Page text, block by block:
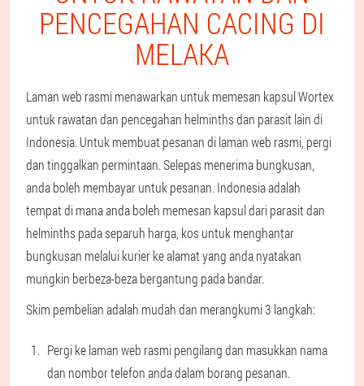
PENCEGAHAN CACING DI
MELAKA
Laman web rasmi menawarkan untuk memesan kapsul Wortex
untuk rawatan dan pencegahan helminths dan parasit lain di
Indonesia. Untuk membuat pesanan di laman web rasmi, pergi
dan tinggalkan permintaan. Selepas menerima bungkusan,
anda boleh membayar untuk pesanan. Indonesia adalah
tempat di mana anda boleh memesan kapsul dari parasit dan
helminths pada separuh harga, kos untuk menghantar
bungkusan melalui kurier ke alamat yang anda nyatakan
mungkin berbeza-beza bergantung pada bandar.
Skim pembelian adalah mudah dan merangkumi 3 langkah:
Pergi ke laman web rasmi pengilang dan masukkan nama
dan nombor telefon anda dalam borang pesanan.